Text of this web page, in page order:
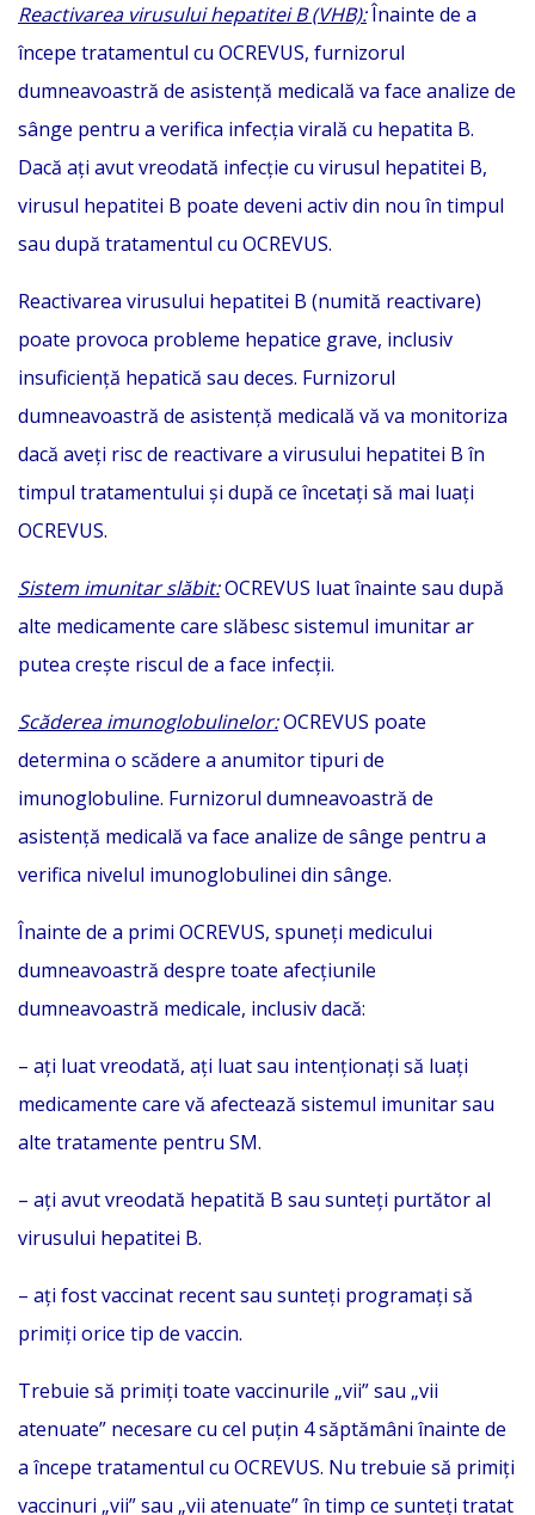
Reactivarea virusului hepatitei B (VHB):Înainte de a
începe tratamentul cu OCREVUS, furnizorul
dumneavoastră de asistență medicală va face analize de
sânge pentru a verifica infecția virală cu hepatita B.
Dacă ați avut vreodată infecție cu virusul hepatitei B,
virusul hepatitei B poate deveni activ din nou în timpul
sau după tratamentul cu OCREVUS.
Reactivarea virusului hepatitei B (numită reactivare)
poate provoca probleme hepatice grave, inclusiv
insuficiență hepatică sau deces. Furnizorul
dumneavoastră de asistență medicală vă va monitoriza
dacă aveți risc de reactivare a virusului hepatitei B în
timpul tratamentului și după ce încetați să mai luați
OCREVUS.
Sistem imunitar slăbit:OCREVUS luat înainte sau după
alte medicamente care slăbesc sistemul imunitar ar
putea crește riscul de a face infecții.
Scăderea imunoglobulinelor:OCREVUS poate
determina o scădere a anumitor tipuri de
imunoglobuline. Furnizorul dumneavoastră de
asistență medicală va face analize de sânge pentru a
verifica nivelul imunoglobulinei din sânge.
Înainte de a primi OCREVUS, spuneți medicului
dumneavoastră despre toate afecțiunile
dumneavoastră medicale, inclusiv dacă:
– ați luat vreodată, ați luat sau intenționați să luați
medicamente care vă afectează sistemul imunitar sau
alte tratamente pentru SM.
– ați avut vreodată hepatită B sau sunteți purtător al
virusului hepatitei B.
– ați fost vaccinat recent sau sunteți programați să
primiți orice tip de vaccin.
Trebuie să primiți toate vaccinurile „vii” sau „vii
atenuate” necesare cu cel puțin 4 săptămâni înainte de
a începe tratamentul cu OCREVUS. Nu trebuie să primiți
vaccinuri „vii” sau „vii atenuate” în timp ce sunteți tratat